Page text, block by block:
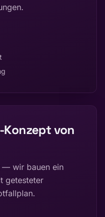
von
— wir bauen ein
getesteter